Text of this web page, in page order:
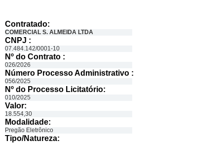
Contratado:
COMERCIAL S. ALMEIDA LTDA
CNPJ :
07.484.142/0001-10
Nº do Contrato :
026/2026
Número Processo Administrativo :
056/2025
Nº do Processo Licitatório:
010/2025
Valor:
18.554,30
Modalidade:
Pregão Eletrônico
Tipo/Natureza: